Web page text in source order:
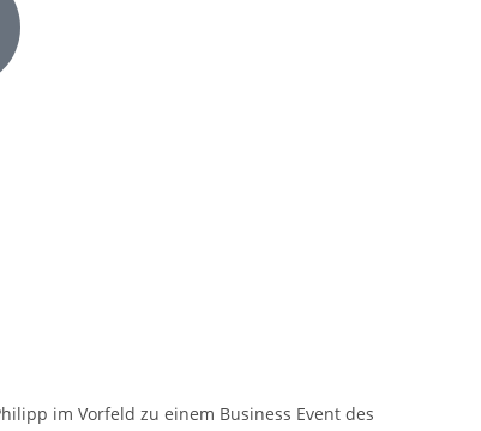
im Vorfeld zu einem Business Event des